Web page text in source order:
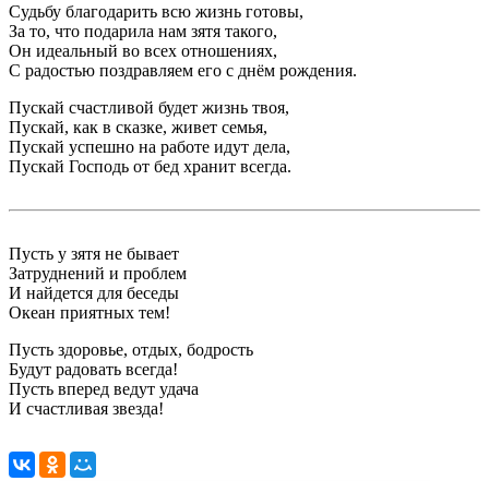
Судьбу благодарить всю жизнь готовы,
За то, что подарила нам зятя такого,
Он идеальный во всех отношениях,
С радостью поздравляем его с днём рождения.
Пускай счастливой будет жизнь твоя,
Пускай, как в сказке, живет семья,
Пускай успешно на работе идут дела,
Пускай Господь от бед хранит всегда.
Пусть у зятя не бывает
Затруднений и проблем
И найдется для беседы
Океан приятных тем!
Пусть здоровье, отдых, бодрость
Будут радовать всегда!
Пусть вперед ведут удача
И счастливая звезда!